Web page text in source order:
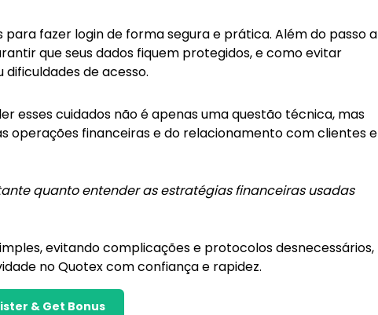
fazer login de forma segura e prática. Além do passo a
que seus dados fiquem protegidos, e como evitar
de acesso.
esses cuidados não é apenas uma questão técnica, mas
operações financeiras e do relacionamento com clientes e
quanto entender as estratégias financeiras usadas
evitando complicações e protocolos desnecessários,
no Quotex com confiança e rapidez.
& Get Bonus